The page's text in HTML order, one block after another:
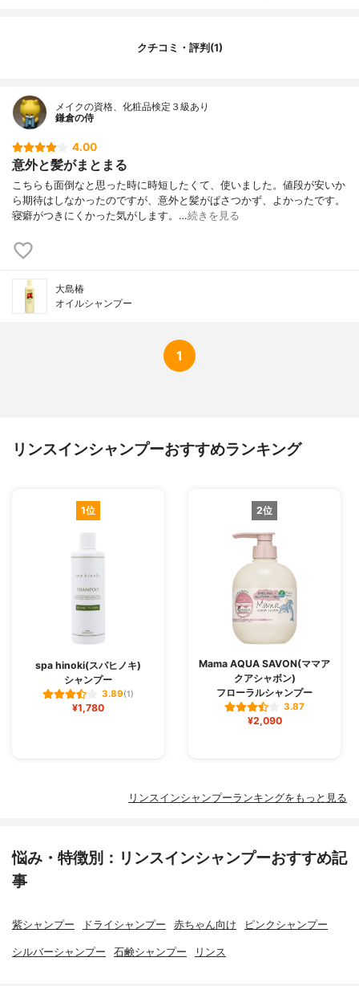
クチコミ・評判(1)
メイクの資格、化粧品検定３級あり
鎌倉の侍
4.00
意外と髪がまとまる
こちらも面倒なと思った時に時短したくて、使いました。値段が安いか
ら期待はしなかったのですが、意外と髪がぱさつかず、よかったです。
寝癖がつきにくかった気がします。…続きを見る
大島椿
オイルシャンプー
1
リンスインシャンプーおすすめランキング
1位
spa hinoki(スパヒノキ)
シャンプー
3.89(1)
¥1,780
2位
Mama AQUA SAVON(ママア
クアシャボン)
フローラルシャンプー
3.87
¥2,090
リンスインシャンプーランキングをもっと見る
悩み・特徴別：リンスインシャンプーおすすめ記
事
紫シャンプー ドライシャンプー 赤ちゃん向け ピンクシャンプー
シルバーシャンプー 石鹸シャンプー リンス